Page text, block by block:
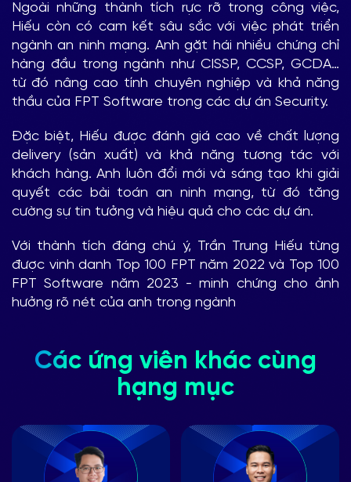
Ngoài những thành tích rực rỡ trong công việc,
Hiếu còn có cam kết sâu sắc với việc phát triển
ngành an ninh mạng. Anh gặt hái nhiều chứng chỉ
hàng đầu trong ngành như CISSP, CCSP, GCDA…
từ đó nâng cao tính chuyên nghiệp và khả năng
thầu của FPT Software trong các dự án Security.
Đặc biệt, Hiếu được đánh giá cao về chất lượng
delivery (sản xuất) và khả năng tương tác với
khách hàng. Anh luôn đổi mới và sáng tạo khi giải
quyết các bài toán an ninh mạng, từ đó tăng
cường sự tin tưởng và hiệu quả cho các dự án.
Với thành tích đáng chú ý, Trần Trung Hiếu từng
được vinh danh Top 100 FPT năm 2022 và Top 100
FPT Software năm 2023 - minh chứng cho ảnh
hưởng rõ nét của anh trong ngành
Các ứng viên khác cùng
hạng mục